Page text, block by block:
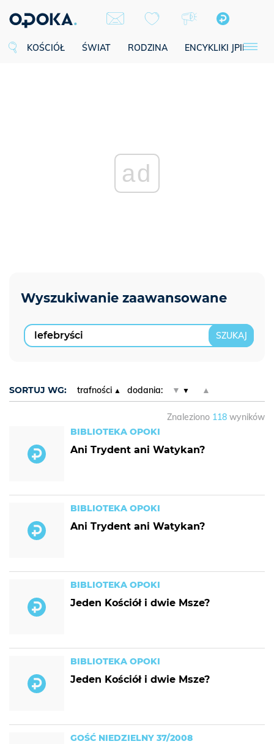
KOŚCIÓŁ ŚWIAT RODZINA ENCYKLIKI JPII
ad
SORTUJ WG: trafności dodania: ▼ ▲
Znaleziono 118 wyników
BIBLIOTEKA OPOKI
Ani Trydent ani Watykan?
BIBLIOTEKA OPOKI
Ani Trydent ani Watykan?
BIBLIOTEKA OPOKI
Jeden Kościół i dwie Msze?
BIBLIOTEKA OPOKI
Jeden Kościół i dwie Msze?
GOŚĆ NIEDZIELNY 37/2008